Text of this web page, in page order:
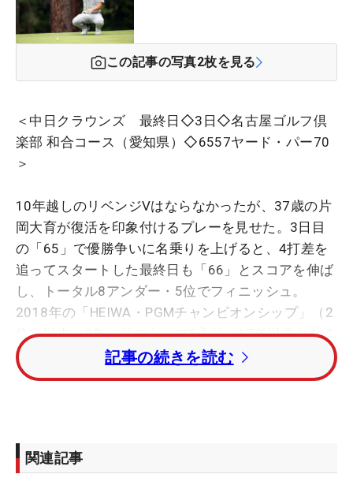
この記事の写真2枚を見る
＜中日クラウンズ 最終日◇3日◇名古屋ゴルフ倶
楽部 和合コース（愛知県）◇6557ヤード・パー70
＞
10年越しのリベンジVはならなかったが、37歳の片
岡大育が復活を印象付けるプレーを見せた。3日目
の「65」で優勝争いに名乗りを上げると、4打差を
追ってスタートした最終日も「66」とスコアを伸ば
し、トータル8アンダー・5位でフィニッシュ。
2018年の「HEIWA・PGMチャンピオンシップ」（2
位）以来、8年ぶりのトップ5入り。17年以来となる
ツアー4勝目も近そうだ。
と想像していた」という。2016年大会の最終日、
17番のティショットを左に曲げた片岡は痛恨のダブ
記事の続きを読む
関連記事